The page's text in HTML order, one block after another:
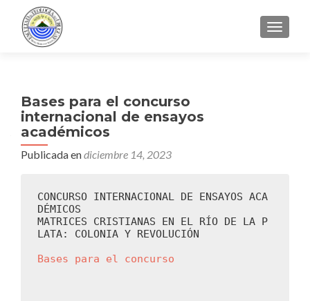
Bases para el concurso
internacional de ensayos
académicos
Publicada endiciembre 14, 2023
CONCURSO INTERNACIONAL DE ENSAYOS ACA
DÉMICOS
MATRICES CRISTIANAS EN EL RÍO DE LA P
LATA: COLONIA Y REVOLUCIÓN
Bases para el concurso